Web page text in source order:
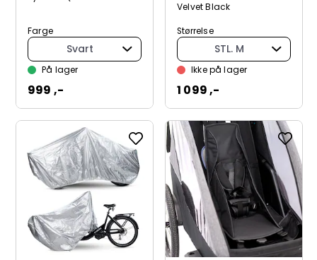
Farge
Svart
På lager
999 ,-
Velvet Black
Størrelse
STL. M
Ikke på lager
1 099 ,-